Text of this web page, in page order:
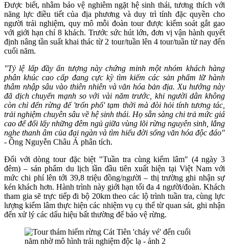
Được biết, nhằm bảo vệ nghiêm ngặt hệ sinh thái, tương thích với
năng lực điều tiết của địa phương và duy trì tính đặc quyền cho
người trải nghiệm, quy mô mỗi đoàn tour được kiểm soát gắt gao
với giới hạn chỉ 8 khách. Trước sức hút lớn, đơn vị vận hành quyết
định nâng tần suất khai thác từ 2 tour/tuần lên 4 tour/tuần từ nay đến
cuối năm.
"Tỷ lệ lấp đầy ấn tượng này chứng minh một nhóm khách hàng
phân khúc cao cấp đang cực kỳ tìm kiếm các sản phẩm lữ hành
thâm nhập sâu vào thiên nhiên và văn hóa bản địa. Xu hướng này
đã dịch chuyển mạnh so với vài năm trước, khi người dân không
còn chỉ đến rừng để 'trốn phố' tạm thời mà đòi hỏi tính tương tác,
trải nghiệm chuyên sâu về hệ sinh thái. Họ sẵn sàng chi trả mức giá
cao để đổi lấy những đêm ngủ giữa vùng lõi rừng nguyên sinh, lắng
nghe thanh âm của đại ngàn và tìm hiểu đời sống văn hóa độc đáo"
- Ông Nguyễn Châu Á phân tích.
Đối với dòng tour đặc biệt "Tuần tra cùng kiểm lâm" (4 ngày 3
đêm) – sản phẩm du lịch lần đầu tiên xuất hiện tại Việt Nam với
mức chi phí lên tới 39,8 triệu đồng/người – thị trường ghi nhận sự
kén khách hơn. Hành trình này giới hạn tối đa 4 người/đoàn. Khách
tham gia sẽ trực tiếp đi bộ 20km theo các lộ trình tuần tra, cùng lực
lượng kiểm lâm thực hiện các nhiệm vụ cụ thể từ quan sát, ghi nhận
đến xử lý các dấu hiệu bất thường để bảo vệ rừng.